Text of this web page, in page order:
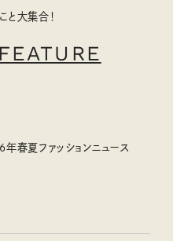
と大集合！
春夏ファッションニュース